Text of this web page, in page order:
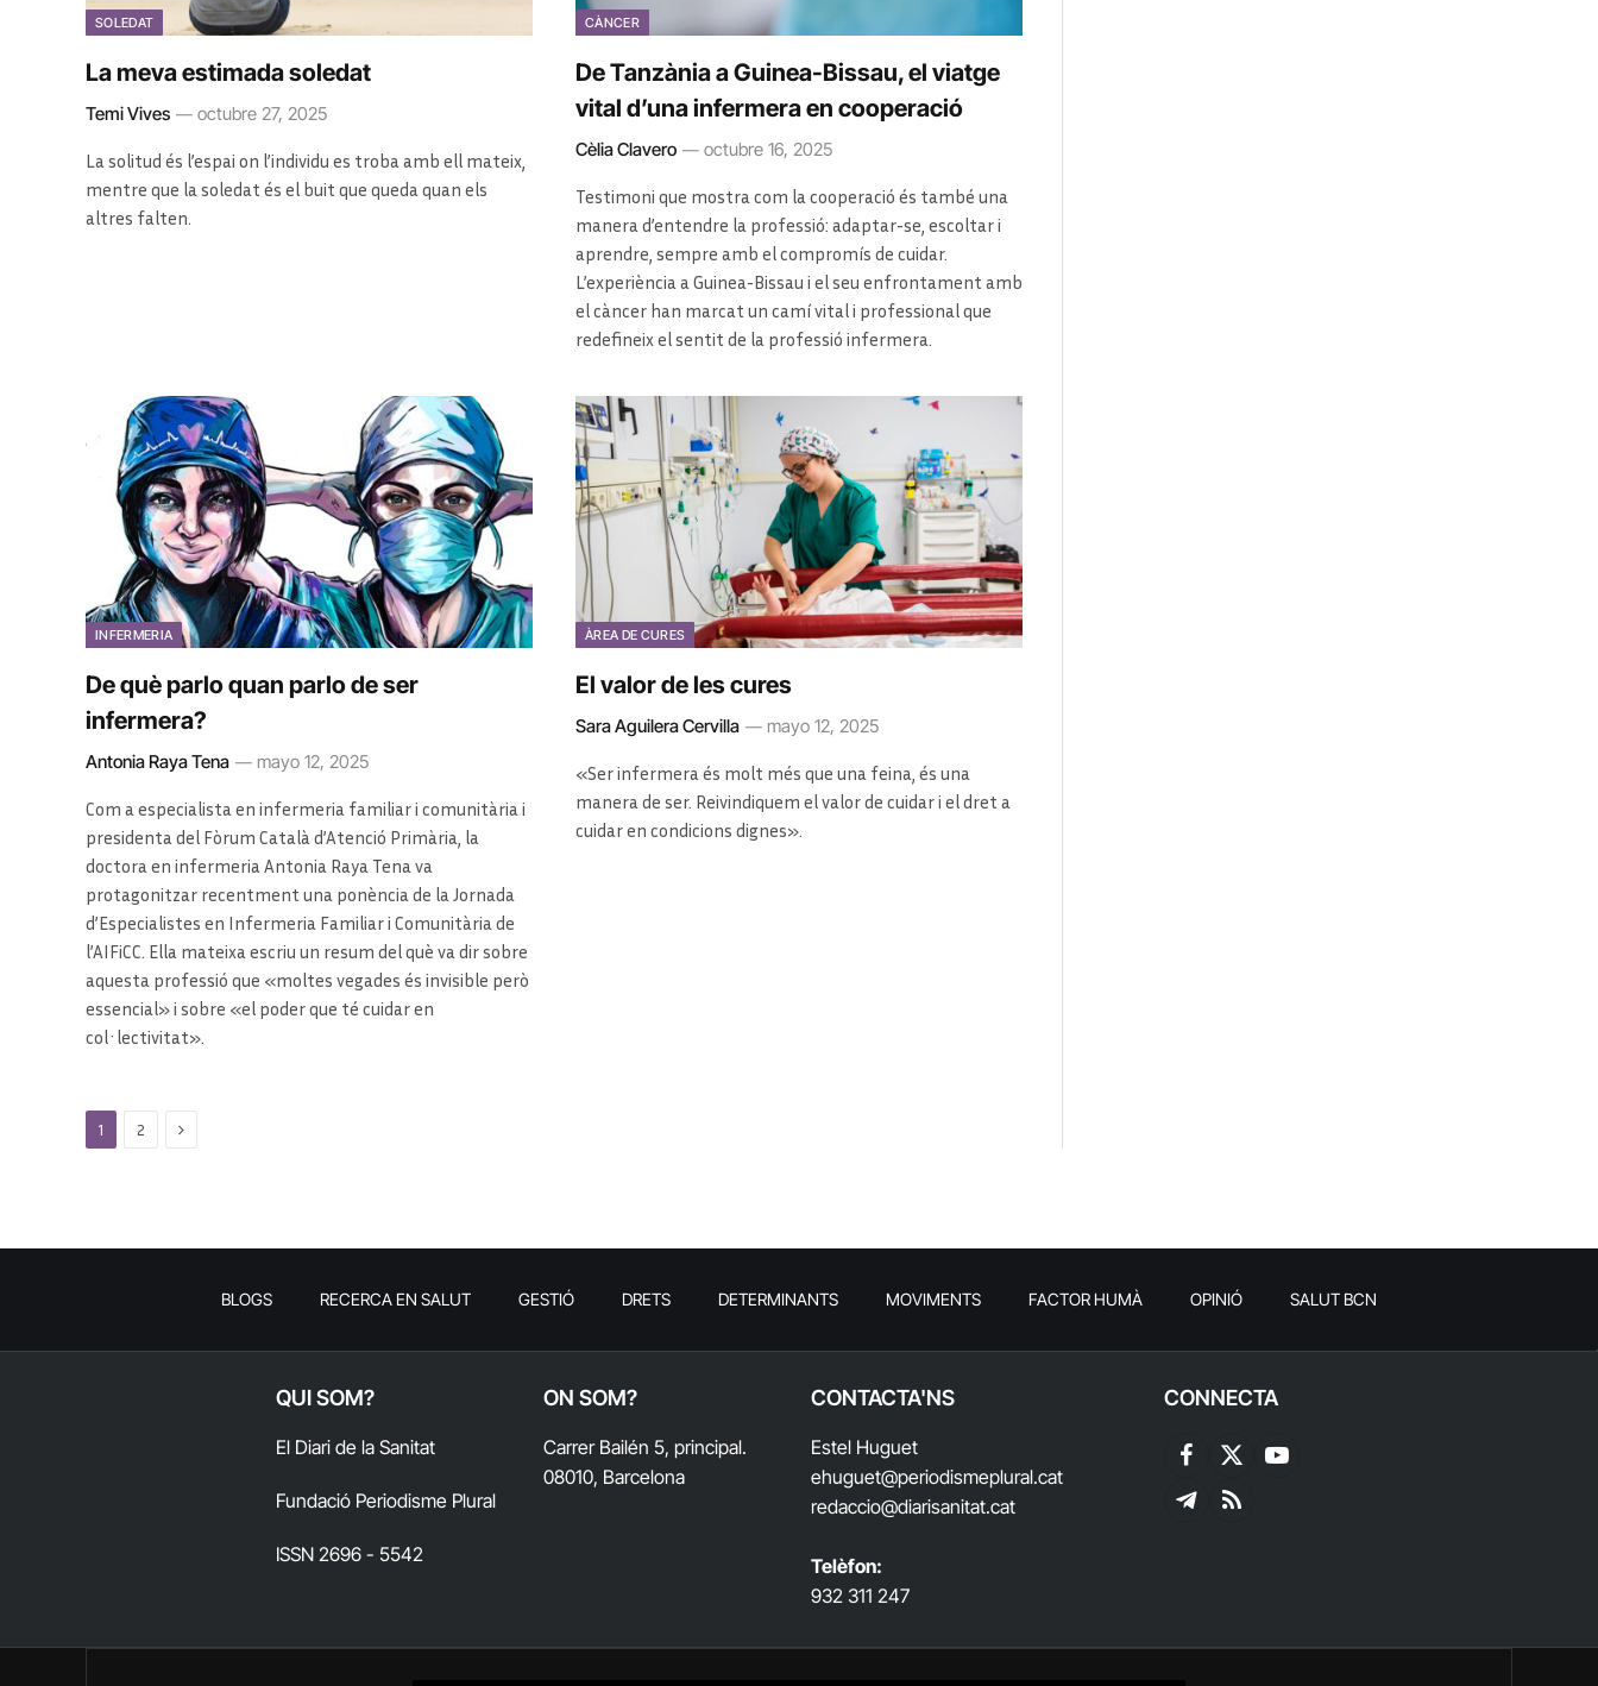
SOLEDAT
La meva estimada soledat
Temi Vives octubre 27, 2025
La solitud és l’espai on l’individu es troba amb ell mateix,
mentre que la soledat és el buit que queda quan els
altres falten.
CÀNCER
De Tanzània a Guinea-Bissau, el viatge
vital d’una infermera en cooperació
Cèlia Clavero octubre 16, 2025
Testimoni que mostra com la cooperació és també una
manera d’entendre la professió: adaptar-se, escoltar i
aprendre, sempre amb el compromís de cuidar.
L’experiència a Guinea-Bissau i el seu enfrontament amb
el càncer han marcat un camí vital i professional que
redefineix el sentit de la professió infermera.
INFERMERIA
De què parlo quan parlo de ser
infermera?
Antonia Raya Tena mayo 12, 2025
Com a especialista en infermeria familiar i comunitària i
presidenta del Fòrum Català d’Atenció Primària, la
doctora en infermeria Antonia Raya Tena va
protagonitzar recentment una ponència de la Jornada
d’Especialistes en Infermeria Familiar i Comunitària de
l’AIFiCC. Ella mateixa escriu un resum del què va dir sobre
aquesta professió que «moltes vegades és invisible però
essencial» i sobre «el poder que té cuidar en
col·lectivitat».
ÀREA DE CURES
El valor de les cures
Sara Aguilera Cervilla mayo 12, 2025
«Ser infermera és molt més que una feina, és una
manera de ser. Reivindiquem el valor de cuidar i el dret a
cuidar en condicions dignes».
1 2 Next
BLOGS RECERCA EN SALUT GESTIÓ DRETS DETERMINANTS MOVIMENTS FACTOR HUMÀ OPINIÓ SALUT BCN
QUI SOM?
El Diari de la Sanitat
Fundació Periodisme Plural
ISSN 2696 - 5542
ON SOM?
Carrer Bailén 5, principal.
08010, Barcelona
CONTACTA'NS
Estel Huguet
ehuguet@periodismeplural.cat
redaccio@diarisanitat.cat
Telèfon:
932 311 247
CONNECTA
Facebook
X
(Twitter)
YouTube
TelegramRSS